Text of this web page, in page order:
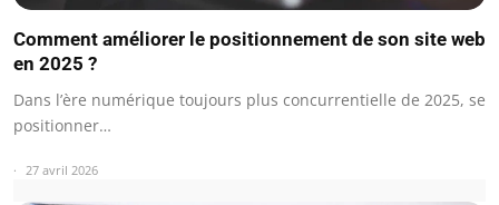
Comment améliorer le positionnement de son site web
en 2025 ?
Dans l’ère numérique toujours plus concurrentielle de 2025, se
positionner…
27 avril 2026